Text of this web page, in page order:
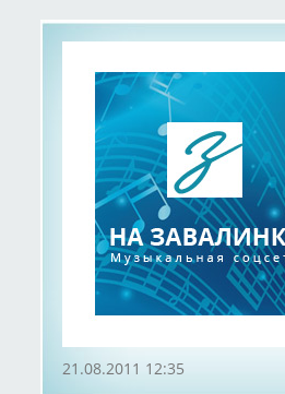
21.08.2011 12:35